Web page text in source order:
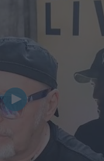
Play
Video